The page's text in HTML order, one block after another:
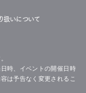
扱いについて
時、イベントの開催日時
は予告なく変更されるこ